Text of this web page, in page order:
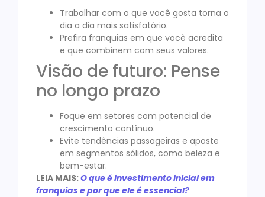
Trabalhar com o que você gosta torna o
dia a dia mais satisfatório.
Prefira franquias em que você acredita
e que combinem com seus valores.
Visão de futuro: Pense
no longo prazo
Foque em setores com potencial de
crescimento contínuo.
Evite tendências passageiras e aposte
em segmentos sólidos, como beleza e
bem-estar.
LEIA MAIS:O que é investimento inicial em
franquias e por que ele é essencial?